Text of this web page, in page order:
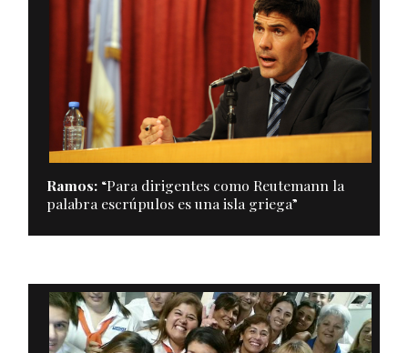
Ramos:“Para dirigentes como Reutemann la
palabra escrúpulos es una isla griega”